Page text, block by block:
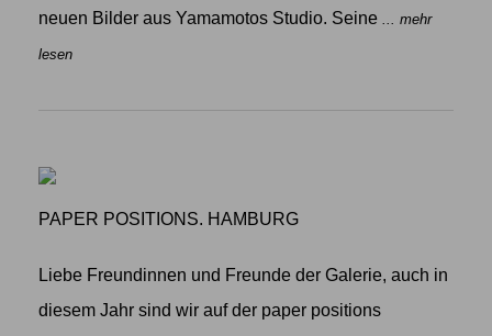
neuen Bilder aus Yamamotos Studio. Seine ... mehr
lesen
PAPER POSITIONS. HAMBURG
Liebe Freundinnen und Freunde der Galerie, auch in
diesem Jahr sind wir auf der paper positions